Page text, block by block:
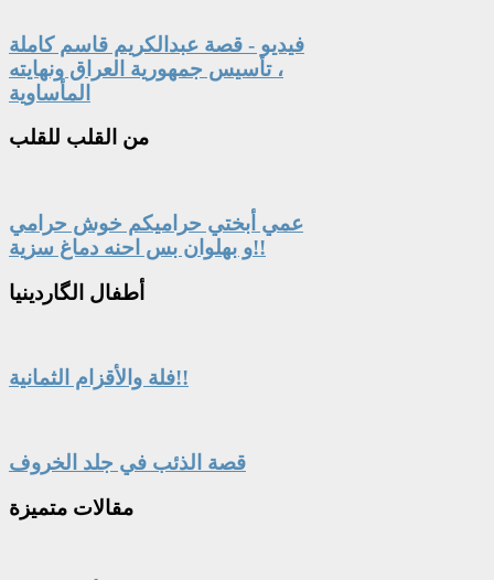
فيديو - قصة عبدالكريم قاسم كاملة
، تأسيس جمهورية العراق ونهايته
المأساوية
من القلب للقلب
عمي أبختي حراميكم خوش حرامي
و بهلوان بس احنه دماغ سزية!!
أطفال الگاردينيا
فلة والأقزام الثمانية!!
قصة الذئب في جلد الخروف
مقالات متميزة